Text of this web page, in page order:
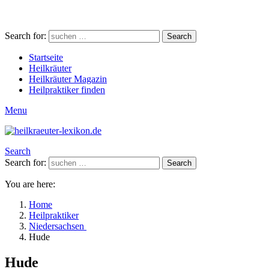
Search for: Search
Startseite
Heilkräuter
Heilkräuter Magazin
Heilpraktiker finden
Menu
Search
Search for:
Search
You are here:
Home
Heilpraktiker
Niedersachsen
Hude
Hude